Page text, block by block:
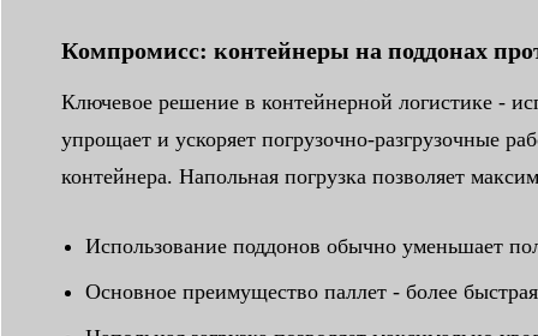
Компромисс: контейнеры на поддонах
Ключевое решение в контейнерной логистике -
упрощает и ускоряет погрузочно-разгрузочные
контейнера. Напольная погрузка позволяет
Использование поддонов обычно уменьшает
Основное преимущество паллет - более